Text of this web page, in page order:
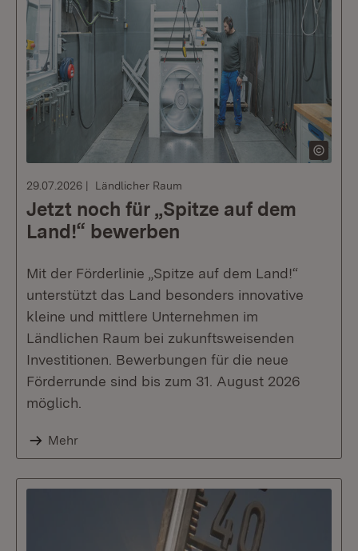
29.07.2026 Ländlicher Raum
Jetzt noch für „Spitze auf dem
Land!“ bewerben
Mit der Förderlinie „Spitze auf dem Land!“
unterstützt das Land besonders innovative
kleine und mittlere Unternehmen im
Ländlichen Raum bei zukunftsweisenden
Investitionen. Bewerbungen für die neue
Förderrunde sind bis zum 31. August 2026
möglich.
Mehr